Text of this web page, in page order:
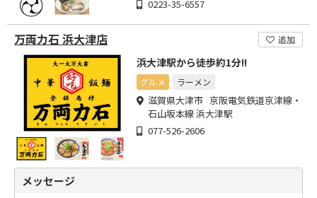
0223-35-6557
万両力石 浜大津店 追加
浜大津駅から徒歩約1分!!
グルメ ラーメン
滋賀県大津市 京阪電気鉄道京津線・
石山坂本線 浜大津駅
077-526-2606
メッセージ